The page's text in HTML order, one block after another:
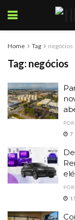
Home Tag negócios
Tag: negócios
POR
7
POR